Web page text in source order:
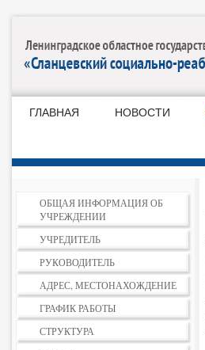
ГЛАВНАЯ НОВОСТИ
ОБЩАЯ ИНФОРМАЦИЯ ОБ
УЧРЕЖДЕНИИ
УЧРЕДИТЕЛЬ
РУКОВОДИТЕЛЬ
АДРЕС, МЕСТОНАХОЖДЕНИЕ
ГРАФИК РАБОТЫ
СТРУКТУРА